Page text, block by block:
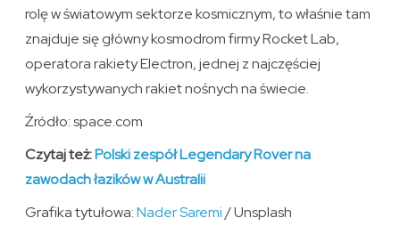
rolę w światowym sektorze kosmicznym, to właśnie tam
znajduje się główny kosmodrom firmy Rocket Lab,
operatora rakiety Electron, jednej z najczęściej
wykorzystywanych rakiet nośnych na świecie.
Źródło: space.com
Czytaj też:Polski zespół Legendary Rover na
zawodach łazików w Australii
Grafika tytułowa:Nader Saremi/ Unsplash